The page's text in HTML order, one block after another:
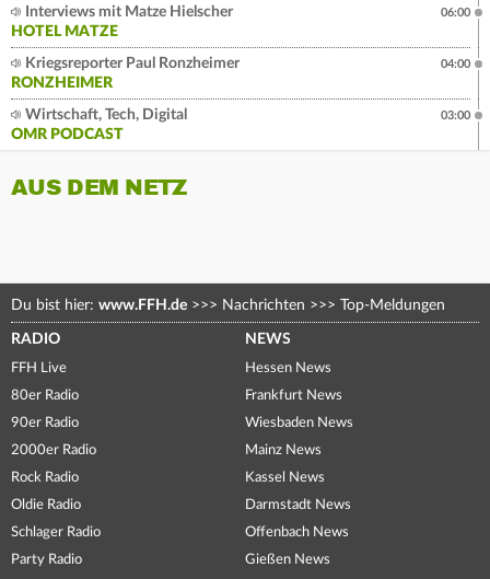
Interviews mit Matze Hielscher
HOTEL MATZE
06:00
Kriegsreporter Paul Ronzheimer
RONZHEIMER
04:00
Wirtschaft, Tech, Digital
OMR PODCAST
03:00
AUS DEM NETZ
Du bist hier: www.FFH.de >>> Nachrichten >>> Top-Meldungen
RADIO
FFH Live
80er Radio
90er Radio
2000er Radio
Rock Radio
Oldie Radio
Schlager Radio
Party Radio
NEWS
Hessen News
Frankfurt News
Wiesbaden News
Mainz News
Kassel News
Darmstadt News
Offenbach News
Gießen News